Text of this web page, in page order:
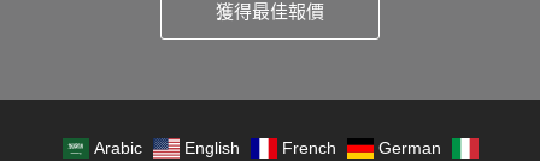
獲得最佳報價
Arabic English French German